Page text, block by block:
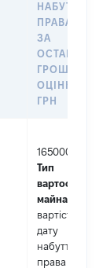
НАБУТТЯ
ПРАВА АБО
ЗА
ОЦІНКОЮ,
ГРН
165000
Тип
вартості
майна:
вартість на
дату
набуття
права